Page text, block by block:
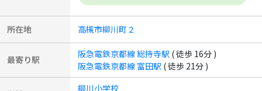
所在地 高槻市柳川町２
最寄り駅 阪急電鉄京都線 総持寺駅 ( 徒歩 16分 )
阪急電鉄京都線 富田駅 ( 徒歩 21分 )
柳川小学校